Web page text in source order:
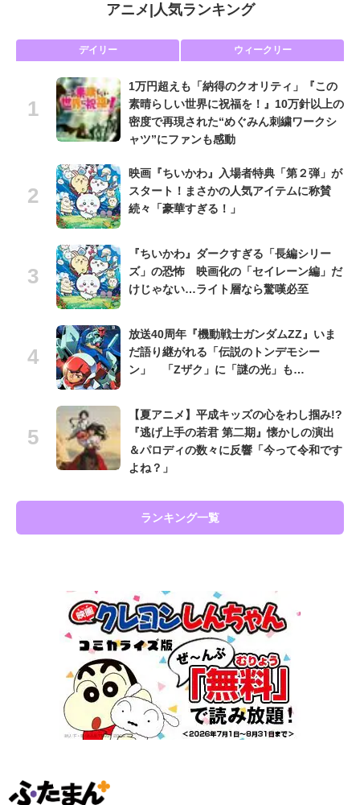
アニメ 人気ランキング
デイリー ウィークリー
1万円超えも「納得のクオリティ」『この
素晴らしい世界に祝福を！』10万針以上の
密度で再現された“めぐみん刺繍ワークシ
ャツ”にファンも感動
映画『ちいかわ』入場者特典「第２弾」が
スタート！まさかの人気アイテムに称賛
続々「豪華すぎる！」
『ちいかわ』ダークすぎる「長編シリー
ズ」の恐怖 映画化の「セイレーン編」だ
けじゃない…ライト層なら驚嘆必至
放送40周年『機動戦士ガンダムZZ』いま
だ語り継がれる「伝説のトンデモシー
ン」 「Zザク」に「謎の光」も…
【夏アニメ】平成キッズの心をわし掴み!?
『逃げ上手の若君 第二期』懐かしの演出
＆パロディの数々に反響「今って令和です
よね？」
ランキング一覧